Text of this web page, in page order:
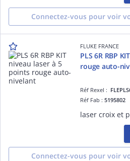
Connectez-vous pour voir
FLUKE FRANCE
PLS 6R RBP
rouge auto-
Réf Rexel :
Réf Fab :5195802
Connectez-vous pour voir